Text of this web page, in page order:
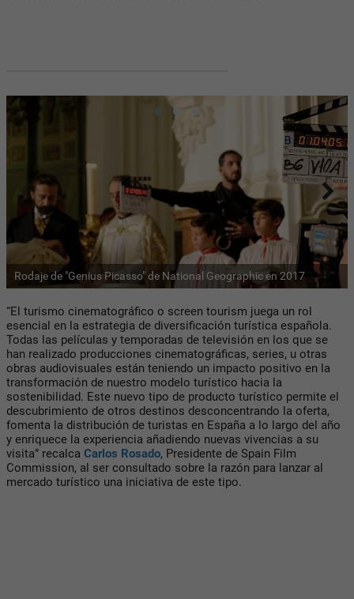
Rodaje de "Genius Picasso" de National Geographic en 2017
“El turismo cinematográfico o screen tourism juega un rol
esencial en la estrategia de diversificación turística española.
Todas las películas y temporadas de televisión en los que se
han realizado producciones cinematográficas, series, u otras
obras audiovisuales están teniendo un impacto positivo en la
transformación de nuestro modelo turístico hacia la
sostenibilidad. Este nuevo tipo de producto turístico permite el
descubrimiento de otros destinos desconcentrando la oferta,
fomenta la distribución de turistas en España a lo largo del año
y enriquece la experiencia añadiendo nuevas vivencias a su
visita” recalca Carlos Rosado, Presidente de Spain Film
Commission, al ser consultado sobre la razón para lanzar al
mercado turístico una iniciativa de este tipo.